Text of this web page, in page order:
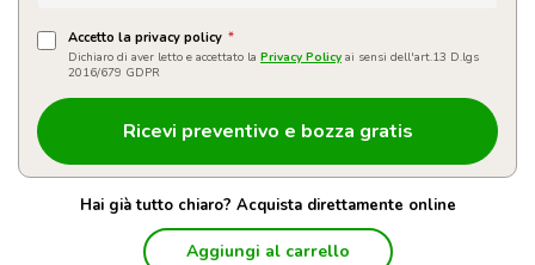
Accetto la privacy policy *
Dichiaro di aver letto e accettato la Privacy Policy ai sensi dell'art.13 D.lgs
2016/679 GDPR
Hai già tutto chiaro? Acquista direttamente online
Aggiungi al carrello